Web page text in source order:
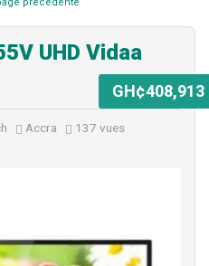
UHD Vidaa
Accra
137 vues
GH¢408,913